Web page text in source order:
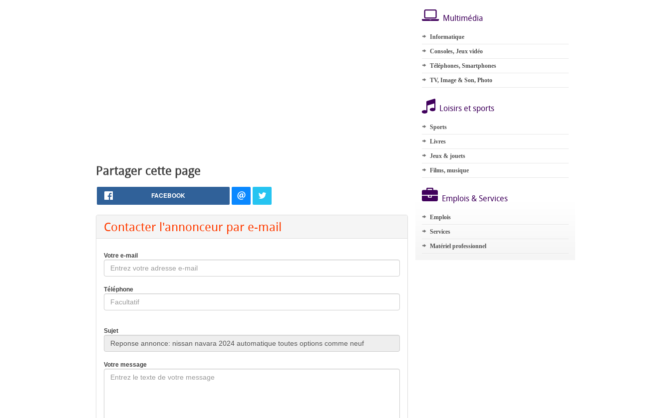
Partager cette page
FACEBOOK
Contacter l'annonceur par e-mail
Votre e-mail
Téléphone
Sujet
Votre message
Multimédia
Informatique
Consoles, Jeux vidéo
Téléphones, Smartphones
TV, Image & Son, Photo
Loisirs et sports
Sports
Livres
Jeux & jouets
Films, musique
Emplois & Services
Emplois
Services
Matériel professionnel